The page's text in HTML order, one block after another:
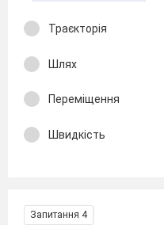
Траєкторія
Шлях
Переміщення
Швидкість
Запитання 4